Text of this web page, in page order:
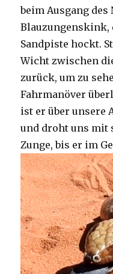
beim Ausgang des
Blauzungenskink,
Sandpiste hockt.
Wicht zwischen
zurück, um zu
Fahrmanöver
ist er über unsere
und droht uns mit
Zunge, bis er im